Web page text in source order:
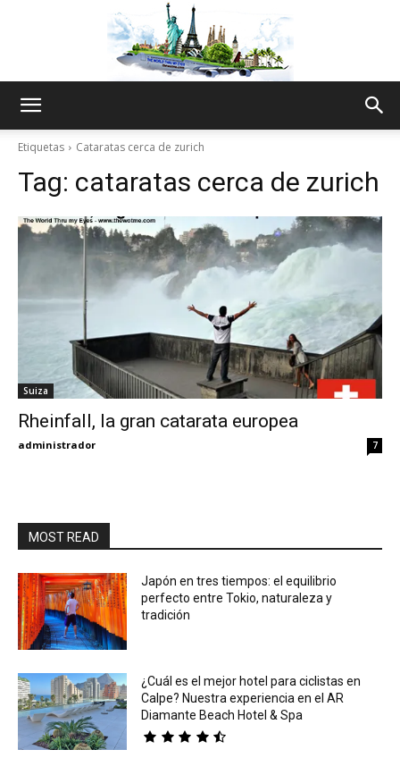
My
Etiquetas Cataratas cerca de zurich
Tag: cataratas cerca de zurich
Suiza
Rheinfall, la gran catarata europea
administrador 7
MOST READ
Japón en tres tiempos: el equilibrio
perfecto entre Tokio, naturaleza y
tradición
¿Cuál es el mejor hotel para ciclistas en
Calpe? Nuestra experiencia en el AR
Diamante Beach Hotel & Spa